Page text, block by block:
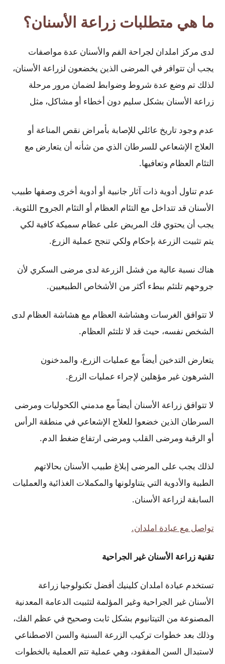
ما هي متطلبات زراعة الأسنان؟
لدى مركز املدان لجراحة الفم والأسنان عدة مواصفات
يجب أن تتوافر في المرضى الذين يخضعون لزراعة الأسنان،
لذلك تم وضع عدة شروط وضوابط لضمان مرور مرحلة
زراعة الأسنان بشكل سليم دون أخطاء أو مشاكل، مثل
عدم وجود تاريخ عائلي للإصابة بأمراض نقص المناعة أو
العلاج الإشعاعي للسرطان الذي من شأنه أن يتعارض مع
التئام العظام وتعافيها.
عدم تناول أدوية ذات آثار جانبية أو أدوية أخرى وصفها طبيب
الأسنان قد تتداخل مع التئام العظام أو التئام الجروح اللثوية.
يجب أن يحتوي فك المريض على عظام سميكة كافية لكي
يتم تثبيت الزرعة بإحكام ولكي تنجح عملية الزرع.
هناك نسبة عالية من فشل الزرعة لدى مرضى السكري لأن
جروحهم تلتئم ببطء أكثر من الأشخاص الطبيعيين.
لا تتوافق الغرسات وهشاشة العظام مع هشاشة العظام لدى
الشخص نفسه، حيث قد لا تلتئم العظام.
يتعارض التدخين أيضاً مع عمليات الزرع، والمدخنون
الشرهون غير مؤهلين لإجراء عمليات الزرع.
لا تتوافق زراعة الأسنان أيضاً مع مدمني الكحوليات ومرضى
السرطان الذين خضعوا للعلاج الإشعاعي في منطقة الرأس
أو الرقبة ومرضى القلب ومرضى ارتفاع ضغط الدم.
لذلك يجب على المرضى إبلاغ طبيب الأسنان بحالاتهم
الطبية والأدوية التي يتناولونها والمكملات الغذائية والعمليات
السابقة لزراعة الأسنان.
تواصل مع عيادة املدان.
تقنية زراعة الأسنان غير الجراحية
تستخدم عيادة املدان كلينيك أفضل تكنولوجيا زراعة
الأسنان غير الجراحية وغير المؤلمة لتثبيت الدعامة المعدنية
المصنوعة من التيتانيوم بشكل ثابت وصحيح في عظم الفك،
وذلك بعد خطوات تركيب الزرعة السنية والسن الاصطناعي
لاستبدال السن المفقود، وهي عملية تتم العملية بالخطوات